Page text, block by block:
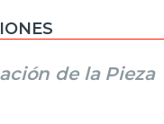
de la Pieza